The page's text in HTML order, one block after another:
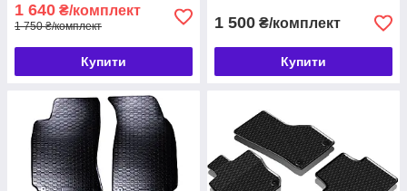
1 640 ₴/комплект
1 750 ₴/комплект
Купити
1 500 ₴/комплект
Купити